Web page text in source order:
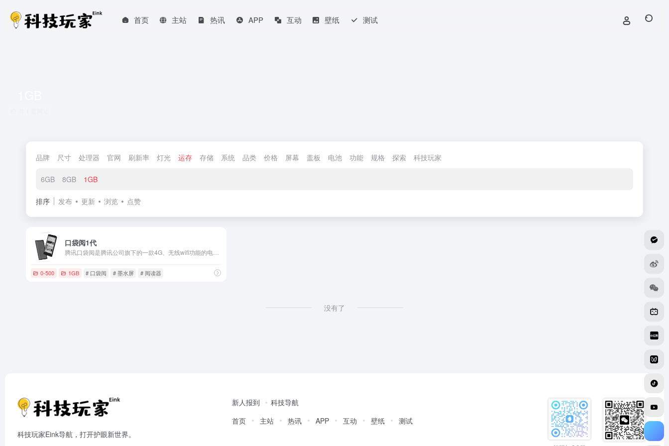
首页 主站 热讯 APP 互动 壁纸 测试
品牌 尺寸 处理器 官网 刷新率 灯光 运存 存储 系统 品类 价格 屏幕 盖板 电池 功能 规格 探索 科技玩家
6GB 8GB 1GB
排序 发布 更新 浏览 点赞
口袋阅1代
0-500 1GB # 口袋阅 # 墨水屏 # 阅读器
没有了
科技玩家Eink导航，打开护眼新世界。
新人报到
科技导航
首页
主站 热讯 APP 互动 壁纸 测试